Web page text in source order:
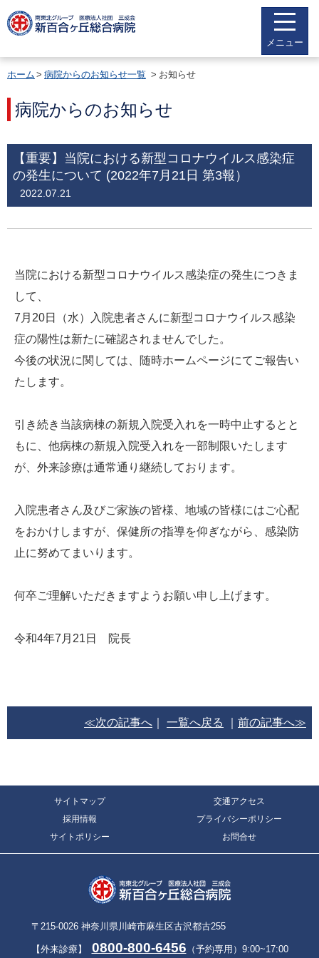
メニュー
ホーム 病院からのお知らせ一覧 お知らせ
病院からのお知らせ
【重要】当院における新型コロナウイルス感染症
の発生について (2022年7月21日 第3報）
2022.07.21
当院における新型コロナウイルス感染症の発生につきま
して、
7月20日（水）入院患者さんに新型コロナウイルス感染
症の陽性は新たに確認されませんでした。
今後の状況に関しては、随時ホームページにてご報告い
たします。
引き続き当該病棟の新規入院受入れを一時中止するとと
もに、他病棟の新規入院受入れを一部制限いたします
が、外来診療は通常通り継続しております。
入院患者さん及びご家族の皆様、地域の皆様にはご心配
をおかけしますが、保健所の指導を仰ぎながら、感染防
止に努めてまいります。
何卒ご理解いただきますようお願い申し上げます。
令和4年7月21日 院長
≪次の記事へ 一覧へ戻る 前の記事へ≫
サイトマップ 交通アクセス
採用情報 プライバシーポリシー
サイトポリシー お問合せ
〒215-0026 神奈川県川崎市麻生区古沢都古255
【外来診療】 0800-800-6456 （予約専用）9:00~17:00